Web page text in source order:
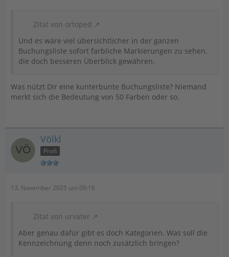
Zitat von ortoped
Und es wäre viel übersichtlicher in der ganzen
Buchungsliste sofort farbliche Markierungen zu sehen,
die doch besseren Überblick gewähren.
Was nützt Dir eine kunterbunte Buchungsliste? Niemand
merkt sich die Bedeutung von 50 Farben oder so.
Völkl
Profi
13. November 2025 um 09:16
Zitat von urvater
Aber genau dafür gibt es doch Kategorien. Was soll die
Kennzeichnung denn noch zusätzlich bringen?